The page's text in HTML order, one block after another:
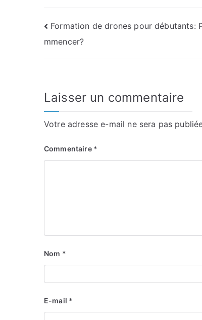
Navigation
de
Formation de drones pour débutants:
mmencer?
Laisser un commentaire
Votre adresse e-mail ne sera pas
Commentaire *
Nom *
E-mail *